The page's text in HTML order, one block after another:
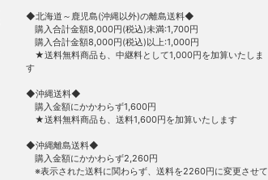
◆北海道～鹿児島(沖縄以外)の離島送料◆
購入合計金額8,000円(税込)未満:1,700円
購入合計金額8,000円(税込)以上:1,000円
★送料無料商品も、中継料として1,000円を加算いたしま
す
◆沖縄送料◆
購入金額にかかわらず1,600円
★送料無料商品も、送料1,600円を加算いたします
◆沖縄離島送料◆
購入金額にかかわらず2,260円
※表示された送料に関わらず、送料を2260円に変更させて